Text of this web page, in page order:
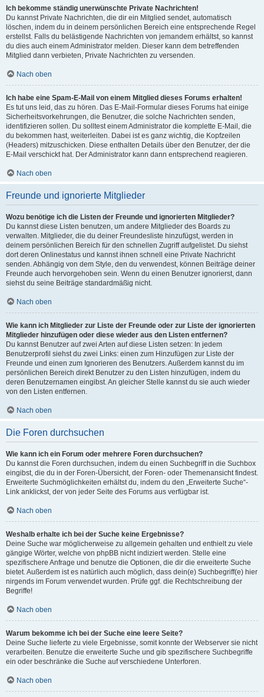
Ich bekomme ständig unerwünschte Private Nachrichten!
Du kannst Private Nachrichten, die dir ein Mitglied sendet, automatisch
löschen, indem du in deinem persönlichen Bereich eine entsprechende Regel
erstellst. Falls du belästigende Nachrichten von jemandem erhältst, so kannst
du dies auch einem Administrator melden. Dieser kann dem betreffenden
Mitglied dann verbieten, Private Nachrichten zu versenden.
Nach oben
Ich habe eine Spam-E-Mail von einem Mitglied dieses Forums erhalten!
Es tut uns leid, das zu hören. Das E-Mail-Formular dieses Forums hat einige
Sicherheitsvorkehrungen, die Benutzer, die solche Nachrichten senden,
identifizieren sollen. Du solltest einem Administrator die komplette E-Mail, die
du bekommen hast, weiterleiten. Dabei ist es ganz wichtig, die Kopfzeilen
(Headers) mitzuschicken. Diese enthalten Details über den Benutzer, der die
E-Mail verschickt hat. Der Administrator kann dann entsprechend reagieren.
Nach oben
Freunde und ignorierte Mitglieder
Wozu benötige ich die Listen der Freunde und ignorierten Mitglieder?
Du kannst diese Listen benutzen, um andere Mitglieder des Boards zu
verwalten. Mitglieder, die du deiner Freundesliste hinzufügst, werden in
deinem persönlichen Bereich für den schnellen Zugriff aufgelistet. Du siehst
dort deren Onlinestatus und kannst ihnen schnell eine Private Nachricht
senden. Abhängig von dem Style, den du verwendest, können Beiträge deiner
Freunde auch hervorgehoben sein. Wenn du einen Benutzer ignorierst, dann
siehst du seine Beiträge standardmäßig nicht.
Nach oben
Wie kann ich Mitglieder zur Liste der Freunde oder zur Liste der ignorierten
Mitglieder hinzufügen oder diese wieder aus den Listen entfernen?
Du kannst Benutzer auf zwei Arten auf diese Listen setzen: In jedem
Benutzerprofil siehst du zwei Links: einen zum Hinzufügen zur Liste der
Freunde und einen zum Ignorieren des Benutzers. Außerdem kannst du im
persönlichen Bereich direkt Benutzer zu den Listen hinzufügen, indem du
deren Benutzernamen eingibst. An gleicher Stelle kannst du sie auch wieder
von den Listen entfernen.
Nach oben
Die Foren durchsuchen
Wie kann ich ein Forum oder mehrere Foren durchsuchen?
Du kannst die Foren durchsuchen, indem du einen Suchbegriff in die Suchbox
eingibst, die du in der Foren-Übersicht, der Foren- oder Themenansicht findest.
Erweiterte Suchmöglichkeiten erhältst du, indem du den „Erweiterte Suche“-
Link anklickst, der von jeder Seite des Forums aus verfügbar ist.
Nach oben
Weshalb erhalte ich bei der Suche keine Ergebnisse?
Deine Suche war möglicherweise zu allgemein gehalten und enthielt zu viele
gängige Wörter, welche von phpBB nicht indiziert werden. Stelle eine
spezifischere Anfrage und benutze die Optionen, die dir die erweiterte Suche
bietet. Außerdem ist es natürlich auch möglich, dass dein(e) Suchbegriff(e) hier
nirgends im Forum verwendet wurden. Prüfe ggf. die Rechtschreibung der
Begriffe!
Nach oben
Warum bekomme ich bei der Suche eine leere Seite?
Deine Suche lieferte zu viele Ergebnisse, somit konnte der Webserver sie nicht
verarbeiten. Benutze die erweiterte Suche und gib spezifischere Suchbegriffe
ein oder beschränke die Suche auf verschiedene Unterforen.
Nach oben